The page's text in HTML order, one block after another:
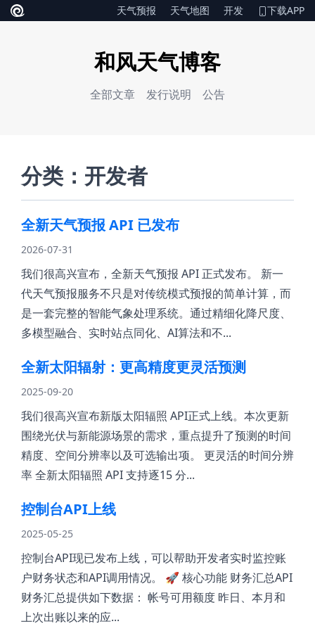
天气预报 天气地图 开发 下载APP
和风天气博客
全部文章 发行说明 公告
分类：开发者
全新天气预报 API 已发布
2026-07-31
我们很高兴宣布，全新天气预报 API 正式发布。 新一
代天气预报服务不只是对传统模式预报的简单计算，而
是一套完整的智能气象处理系统。通过精细化降尺度、
多模型融合、实时站点同化、AI算法和不...
全新太阳辐射：更高精度更灵活预测
2025-09-20
我们很高兴宣布新版太阳辐照 API正式上线。本次更新
围绕光伏与新能源场景的需求，重点提升了预测的时间
精度、空间分辨率以及可选输出项。 更灵活的时间分辨
率 全新太阳辐照 API 支持逐15 分...
控制台API上线
2025-05-25
控制台API现已发布上线，可以帮助开发者实时监控账
户财务状态和API调用情况。 🚀 核心功能 财务汇总API
财务汇总提供如下数据： 帐号可用额度 昨日、本月和
上次出账以来的应...